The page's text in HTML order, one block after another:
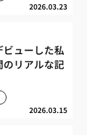
2026.03.23
ビューした私
のリアルな記
2026.03.15